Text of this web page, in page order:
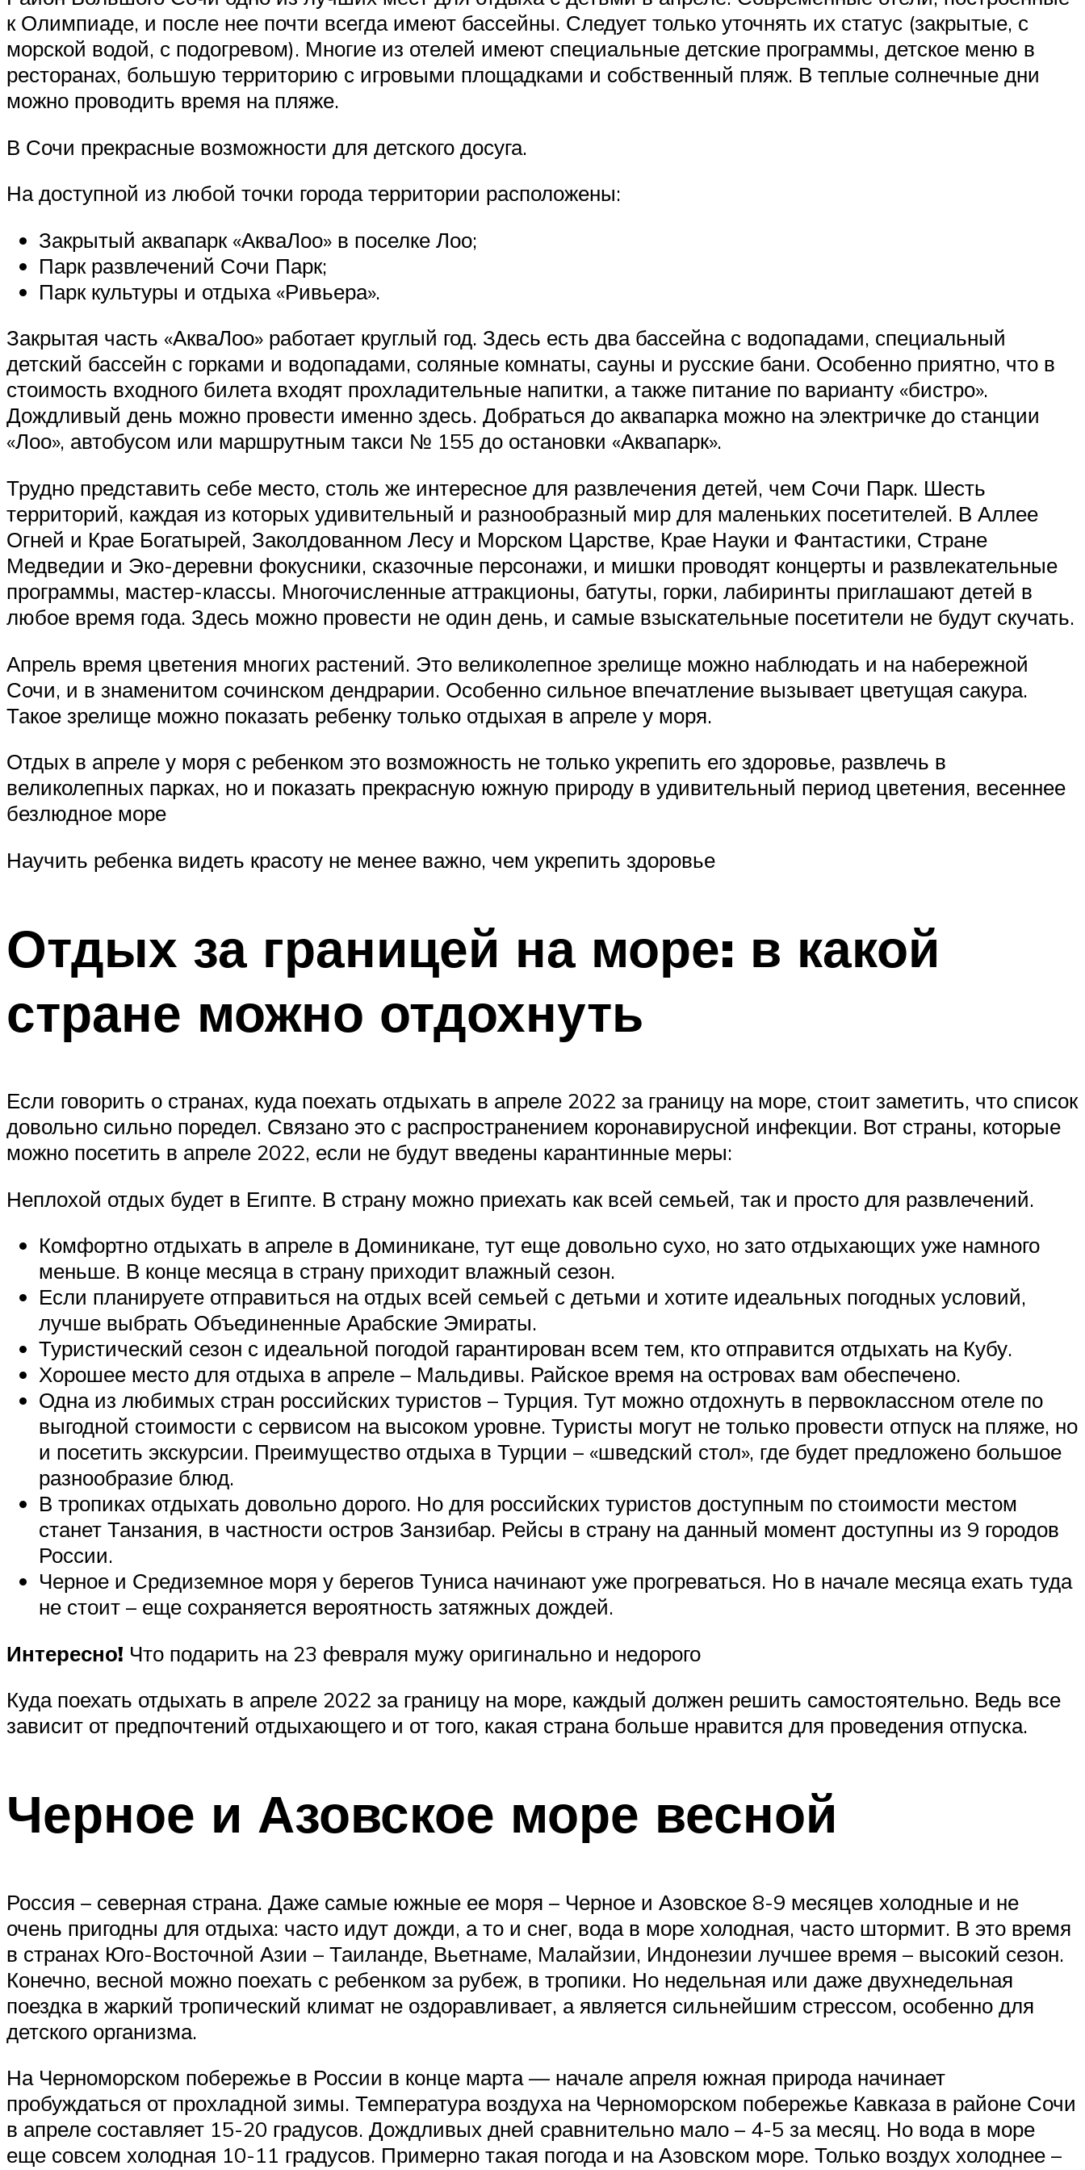
к Олимпиаде, и после нее почти всегда имеют бассейны. Следует только уточнять их статус (закрытые, с
морской водой, с подогревом). Многие из отелей имеют специальные детские программы, детское меню в
ресторанах, большую территорию с игровыми площадками и собственный пляж. В теплые солнечные дни
можно проводить время на пляже.
В Сочи прекрасные возможности для детского досуга.
На доступной из любой точки города территории расположены:
Закрытый аквапарк «АкваЛоо» в поселке Лоо;
Парк развлечений Сочи Парк;
Парк культуры и отдыха «Ривьера».
Закрытая часть «АкваЛоо» работает круглый год. Здесь есть два бассейна с водопадами, специальный
детский бассейн с горками и водопадами, соляные комнаты, сауны и русские бани. Особенно приятно, что в
стоимость входного билета входят прохладительные напитки, а также питание по варианту «бистро».
Дождливый день можно провести именно здесь. Добраться до аквапарка можно на электричке до станции
«Лоо», автобусом или маршрутным такси № 155 до остановки «Аквапарк».
Трудно представить себе место, столь же интересное для развлечения детей, чем Сочи Парк. Шесть
территорий, каждая из которых удивительный и разнообразный мир для маленьких посетителей. В Аллее
Огней и Крае Богатырей, Заколдованном Лесу и Морском Царстве, Крае Науки и Фантастики, Стране
Медведии и Эко-деревни фокусники, сказочные персонажи, и мишки проводят концерты и развлекательные
программы, мастер-классы. Многочисленные аттракционы, батуты, горки, лабиринты приглашают детей в
любое время года. Здесь можно провести не один день, и самые взыскательные посетители не будут скучать.
Апрель время цветения многих растений. Это великолепное зрелище можно наблюдать и на набережной
Сочи, и в знаменитом сочинском дендрарии. Особенно сильное впечатление вызывает цветущая сакура.
Такое зрелище можно показать ребенку только отдыхая в апреле у моря.
Отдых в апреле у моря с ребенком это возможность не только укрепить его здоровье, развлечь в
великолепных парках, но и показать прекрасную южную природу в удивительный период цветения, весеннее
безлюдное море
Научить ребенка видеть красоту не менее важно, чем укрепить здоровье
Отдых за границей на море: в какой
стране можно отдохнуть
Если говорить о странах, куда поехать отдыхать в апреле 2022 за границу на море, стоит заметить, что список
довольно сильно поредел. Связано это с распространением коронавирусной инфекции. Вот страны, которые
можно посетить в апреле 2022, если не будут введены карантинные меры:
Неплохой отдых будет в Египте. В страну можно приехать как всей семьей, так и просто для развлечений.
Комфортно отдыхать в апреле в Доминикане, тут еще довольно сухо, но зато отдыхающих уже намного
меньше. В конце месяца в страну приходит влажный сезон.
Если планируете отправиться на отдых всей семьей с детьми и хотите идеальных погодных условий,
лучше выбрать Объединенные Арабские Эмираты.
Туристический сезон с идеальной погодой гарантирован всем тем, кто отправится отдыхать на Кубу.
Хорошее место для отдыха в апреле – Мальдивы. Райское время на островах вам обеспечено.
Одна из любимых стран российских туристов – Турция. Тут можно отдохнуть в первоклассном отеле по
выгодной стоимости с сервисом на высоком уровне. Туристы могут не только провести отпуск на пляже, но
и посетить экскурсии. Преимущество отдыха в Турции – «шведский стол», где будет предложено большое
разнообразие блюд.
В тропиках отдыхать довольно дорого. Но для российских туристов доступным по стоимости местом
станет Танзания, в частности остров Занзибар. Рейсы в страну на данный момент доступны из 9 городов
России.
Черное и Средиземное моря у берегов Туниса начинают уже прогреваться. Но в начале месяца ехать туда
не стоит – еще сохраняется вероятность затяжных дождей.
Интересно! Что подарить на 23 февраля мужу оригинально и недорого
Куда поехать отдыхать в апреле 2022 за границу на море, каждый должен решить самостоятельно. Ведь все
зависит от предпочтений отдыхающего и от того, какая страна больше нравится для проведения отпуска.
Черное и Азовское море весной
Россия – северная страна. Даже самые южные ее моря – Черное и Азовское 8-9 месяцев холодные и не
очень пригодны для отдыха: часто идут дожди, а то и снег, вода в море холодная, часто штормит. В это время
в странах Юго-Восточной Азии – Таиланде, Вьетнаме, Малайзии, Индонезии лучшее время – высокий сезон.
Конечно, весной можно поехать с ребенком за рубеж, в тропики. Но недельная или даже двухнедельная
поездка в жаркий тропический климат не оздоравливает, а является сильнейшим стрессом, особенно для
детского организма.
На Черноморском побережье в России в конце марта — начале апреля южная природа начинает
пробуждаться от прохладной зимы. Температура воздуха на Черноморском побережье Кавказа в районе Сочи
в апреле составляет 15-20 градусов. Дождливых дней сравнительно мало – 4-5 за месяц. Но вода в море
еще совсем холодная 10-11 градусов. Примерно такая погода и на Азовском море. Только воздух холоднее –